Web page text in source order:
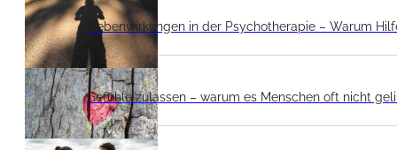
Nebenwirkungen in der Psychotherapie – Warum
Gefühle zulassen – warum es Menschen oft nicht